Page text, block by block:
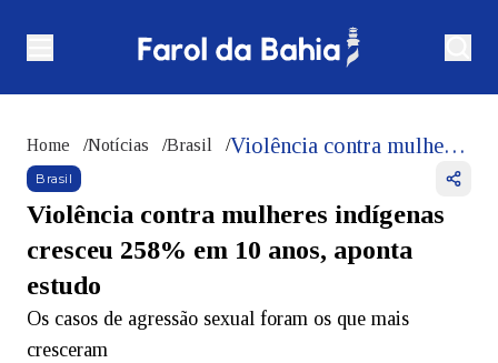
Home /Notícias /Brasil / Violência contra mulheres indígenas cresceu 258% em 10 anos, aponta estudo
Brasil
Violência contra mulheres indígenas
cresceu 258% em 10 anos, aponta
estudo
Os casos de agressão sexual foram os que mais
cresceram